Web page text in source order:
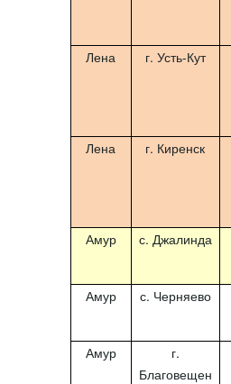
Лена г. Усть-Кут
Лена г. Киренск
Амур с. Джалинда
Амур с. Черняево
Амур
г.
Благовещен